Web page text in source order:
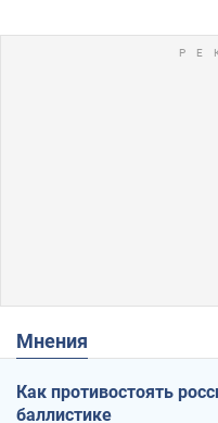
Мнения
Как противостоять
баллистике